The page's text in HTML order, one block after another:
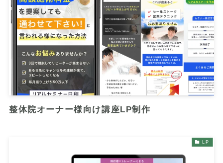
整体院オーナー様向け講座LP制作
LP